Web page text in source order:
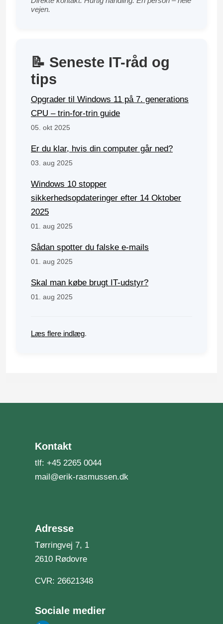
vejen.
📝 Seneste IT-råd og
tips
Opgrader til Windows 11 på 7. generations
CPU – trin-for-trin guide
05. okt 2025
Er du klar, hvis din computer går ned?
03. aug 2025
Windows 10 stopper
sikkerhedsopdateringer efter 14 Oktober
2025
01. aug 2025
Sådan spotter du falske e-mails
01. aug 2025
Skal man købe brugt IT-udstyr?
01. aug 2025
Læs flere indlæg.
Kontakt
tlf: +45 2265 0044
mail@erik-rasmussen.dk
Adresse
Tørringvej 7, 1
2610 Rødovre
CVR: 26621348
Sociale medier